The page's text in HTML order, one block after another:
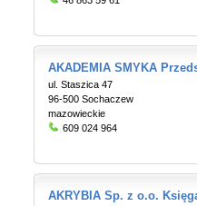
AKADEMIA SMYKA
ul. Staszica 47
96-500 Sochaczew
mazowieckie
609 024 964
AKRYBIA Sp. z o.o.